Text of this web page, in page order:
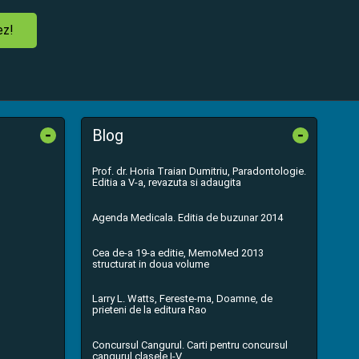
- Blog -
Prof. dr. Horia Traian Dumitriu, Paradontologie.
Editia a V-a, revazuta si adaugita
Agenda Medicala. Editia de buzunar 2014
Cea de-a 19-a editie, MemoMed 2013
structurat in doua volume
Larry L. Watts, Fereste-ma, Doamne, de
prieteni de la editura Rao
Concursul Cangurul. Carti pentru concursul
cangurul clasele I-V